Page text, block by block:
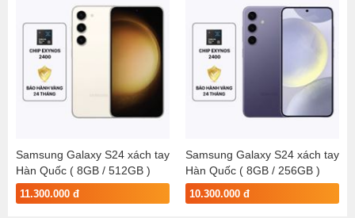
Samsung Galaxy S24 xách tay
Hàn Quốc ( 8GB / 512GB )
11.300.000 đ
Samsung Galaxy S24 xách tay
Hàn Quốc ( 8GB / 256GB )
10.300.000 đ